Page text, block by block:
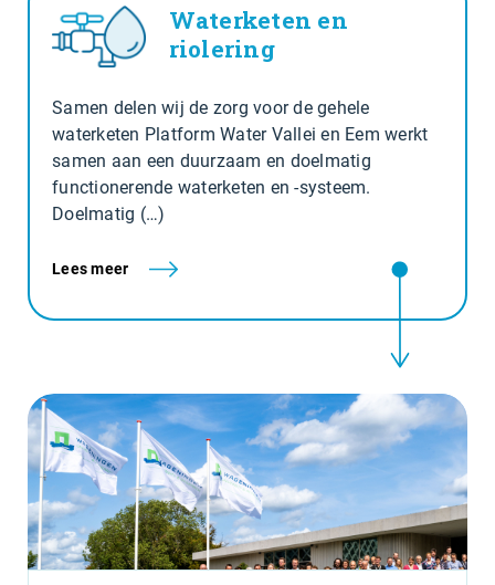
Waterketen en
riolering
Samen delen wij de zorg voor de gehele
waterketen Platform Water Vallei en Eem werkt
samen aan een duurzaam en doelmatig
functionerende waterketen en -systeem.
Doelmatig (…)
Lees meer